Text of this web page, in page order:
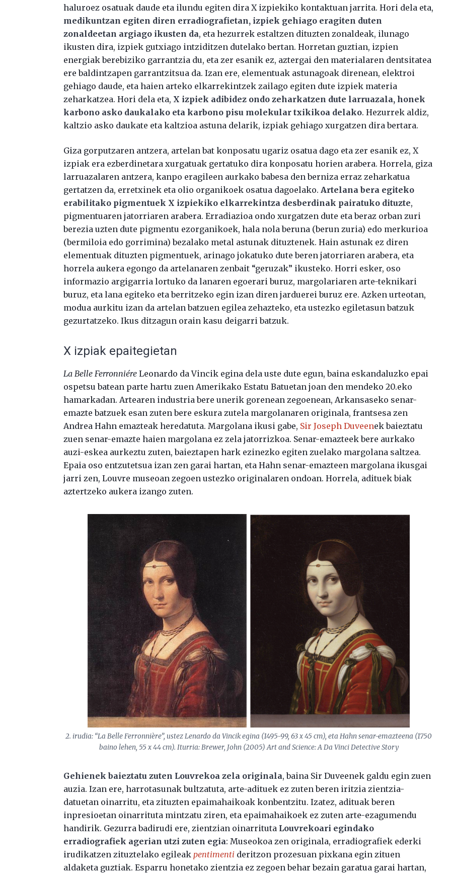
haluroez osatuak daude eta ilundu egiten dira X izpiekiko kontaktuan jarrita. Hori dela eta,
medikuntzan egiten diren erradiografietan, izpiek gehiago eragiten duten
zonaldeetan argiago ikusten da, eta hezurrek estaltzen dituzten zonaldeak, ilunago
ikusten dira, izpiek gutxiago intziditzen dutelako bertan. Horretan guztian, izpien
energiak berebiziko garrantzia du, eta zer esanik ez, aztergai den materialaren dentsitatea
ere baldintzapen garrantzitsua da. Izan ere, elementuak astunagoak direnean, elektroi
gehiago daude, eta haien arteko elkarrekintzek zailago egiten dute izpiek materia
zeharkatzea. Hori dela eta, X izpiek adibidez ondo zeharkatzen dute larruazala, honek
karbono asko daukalako eta karbono pisu molekular txikikoa delako. Hezurrek aldiz,
kaltzio asko daukate eta kaltzioa astuna delarik, izpiak gehiago xurgatzen dira bertara.
Giza gorputzaren antzera, artelan bat konposatu ugariz osatua dago eta zer esanik ez, X
izpiak era ezberdinetara xurgatuak gertatuko dira konposatu horien arabera. Horrela, giza
larruazalaren antzera, kanpo eragileen aurkako babesa den berniza erraz zeharkatua
gertatzen da, erretxinek eta olio organikoek osatua dagoelako.Artelana bera egiteko
erabilitako pigmentuek X izpiekiko elkarrekintza desberdinak pairatuko dituzte,
pigmentuaren jatorriaren arabera. Erradiazioa ondo xurgatzen dute eta beraz orban zuri
berezia uzten dute pigmentu ezorganikoek, hala nola beruna (berun zuria) edo merkurioa
(bermiloia edo gorrimina) bezalako metal astunak dituztenek. Hain astunak ez diren
elementuak dituzten pigmentuek, arinago jokatuko dute beren jatorriaren arabera, eta
horrela aukera egongo da artelanaren zenbait “geruzak” ikusteko. Horri esker, oso
informazio argigarria lortuko da lanaren egoerari buruz, margolariaren arte-teknikari
buruz, eta lana egiteko eta berritzeko egin izan diren jarduerei buruz ere. Azken urteotan,
modua aurkitu izan da artelan batzuen egilea zehazteko, eta ustezko egiletasun batzuk
gezurtatzeko. Ikus ditzagun orain kasu deigarri batzuk.
X izpiak epaitegietan
La Belle FerronniéreLeonardo da Vincik egina dela uste dute egun, baina eskandaluzko epai
ospetsu batean parte hartu zuen Amerikako Estatu Batuetan joan den mendeko 20.eko
hamarkadan. Artearen industria bere unerik gorenean zegoenean, Arkansaseko senar-
emazte batzuek esan zuten bere eskura zutela margolanaren originala, frantsesa zen
Andrea Hahn emazteak heredatuta. Margolana ikusi gabe, Sir Joseph Duveenek baieztatu
zuen senar-emazte haien margolana ez zela jatorrizkoa. Senar-emazteek bere aurkako
auzi-eskea aurkeztu zuten, baieztapen hark ezinezko egiten zuelako margolana saltzea.
Epaia oso entzutetsua izan zen garai hartan, eta Hahn senar-emazteen margolana ikusgai
jarri zen, Louvre museoan zegoen ustezko originalaren ondoan. Horrela, adituek biak
aztertzeko aukera izango zuten.
2. irudia: “La Belle Ferronnière”, ustez Lenardo da Vincik egina (1495-99, 63 x 45 cm), eta Hahn senar-emazteena (1750
baino lehen, 55 x 44 cm). Iturria: Brewer, John (2005) Art and Science: A Da Vinci Detective Story
Gehienek baieztatu zuten Louvrekoa zela originala, baina Sir Duveenek galdu egin zuen
auzia. Izan ere, harrotasunak bultzatuta, arte-adituek ez zuten beren iritzia zientzia-
datuetan oinarritu, eta zituzten epaimahaikoak konbentzitu. Izatez, adituak beren
inpresioetan oinarrituta mintzatu ziren, eta epaimahaikoek ez zuten arte-ezagumendu
handirik. Gezurra badirudi ere, zientzian oinarrituta Louvrekoari egindako
erradiografiek agerian utzi zuten egia: Museokoa zen originala, erradiografiek ederki
irudikatzen zituztelako egileakpentimenti deritzon prozesuan pixkana egin zituen
aldaketa guztiak. Esparru honetako zientzia ez zegoen behar bezain garatua garai hartan,